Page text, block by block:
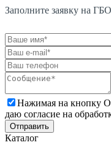
Заполните заявку на ГБО
Нажимая на кнопку
даю согласие на
Каталог